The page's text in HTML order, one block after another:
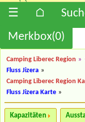
☰ ⌂
Merkbox(0)
Camping Liberec Region »
Fluss Jizera »
Camping Liberec Region
Fluss Jizera Karte »
Kapazitäten